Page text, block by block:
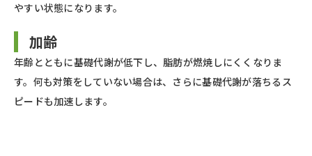
やすい状態になります。
加齢
年齢とともに基礎代謝が低下し、脂肪が燃焼しにくくなりま
す。何も対策をしていない場合は、さらに基礎代謝が落ちるス
ピードも加速します。